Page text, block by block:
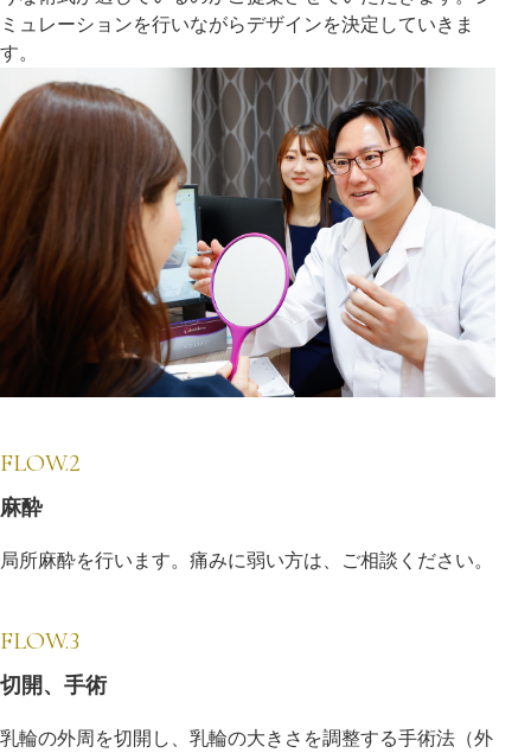
ミュレーションを行いながらデザインを決定していきま
す。
FLOW.2
麻酔
局所麻酔を行います。痛みに弱い方は、ご相談ください。
FLOW.3
切開、手術
乳輪の外周を切開し、乳輪の大きさを調整する手術法（外